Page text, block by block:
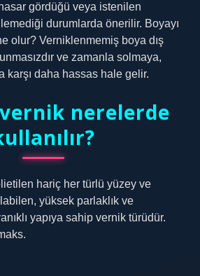
gördüğü veya istenilen
durumlarda önerilir. Boyayı
olur? Verniklenmemiş boya dış
ve zamanla solmaya,
karşı daha hassas hale gelir.
nerelerde
hariç her türlü yüzey ve
yüksek parlaklık ve
yapıya sahip vernik türüdür.